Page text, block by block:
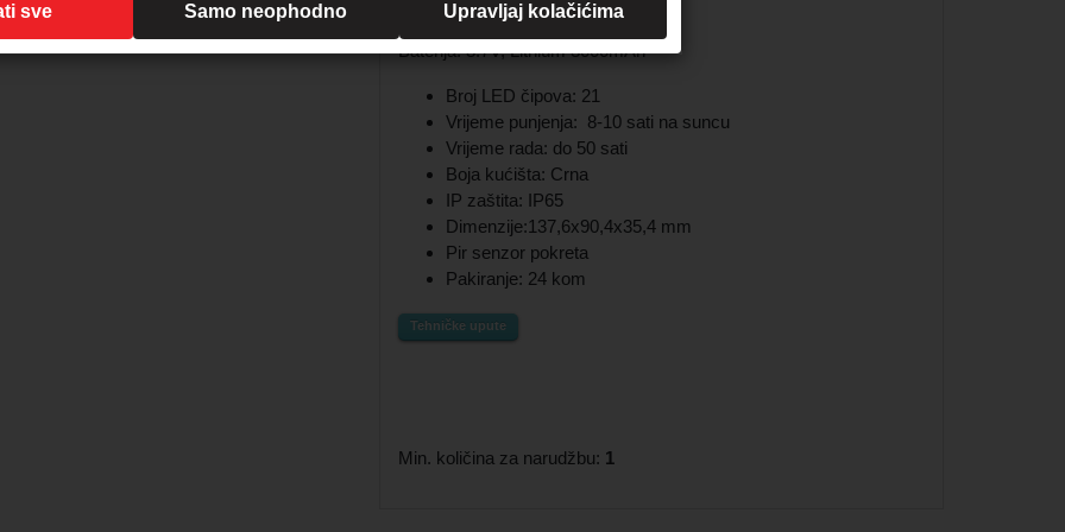
Razina osvjetljenja: 350lm
Baterija: 3.7V, Lithium 3000mAh
Broj LED čipova: 21
Vrijeme punjenja: 8-10 sati na suncu
Vrijeme rada: do 50 sati
Boja kućišta: Crna
IP zaštita: IP65
Dimenzije:137,6x90,4x35,4 mm
Pir senzor pokreta
Pakiranje: 24 kom
Tehničke upute
Min. količina za narudžbu: 1
sve Samo neophodno Upravljaj kolačićima